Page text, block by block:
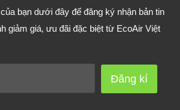
bạn dưới đây để đăng ký nhận bản tin
giảm giá, ưu đãi đặc biệt từ EcoAir Việt
Đăng kí